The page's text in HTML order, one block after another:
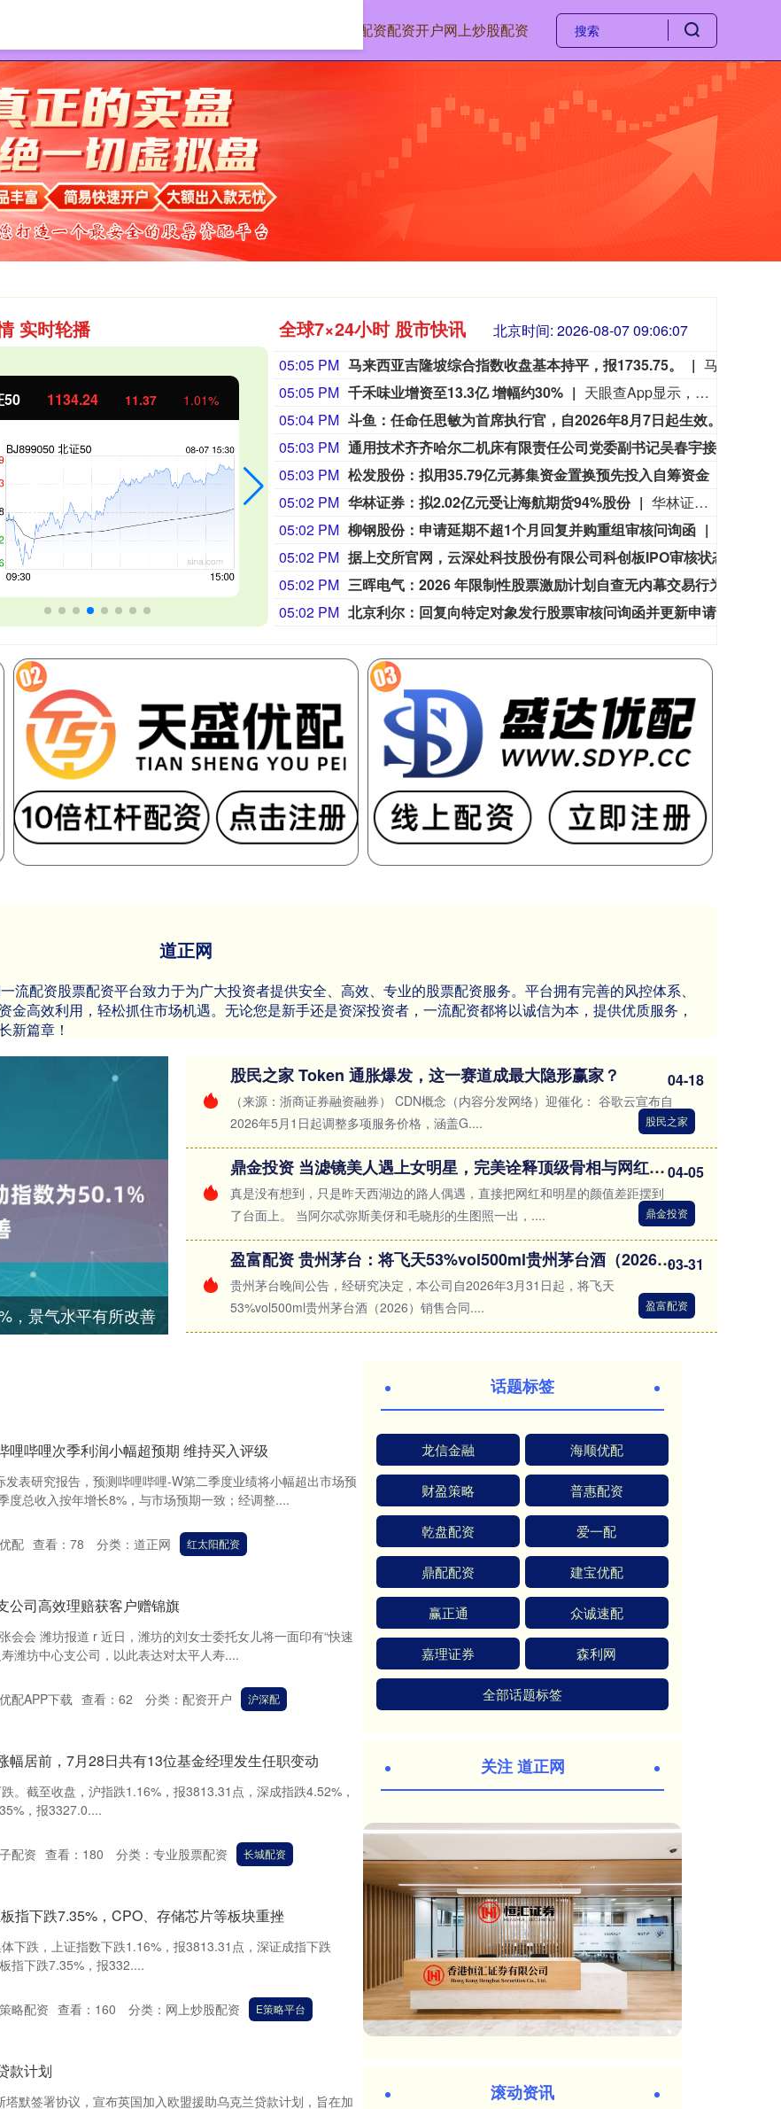
专业股票配资配资开户网上炒股配资
实时轮播
指 3563.12 47.56 1.35% 基金指数 7242.10 12.30 0.17% 国债指数
全球7×24小时 股市快讯 北京时间: 2026-08-07 09:06:09
05:05 PM 马来西亚吉隆坡综合指数收盘基本持平，报1735.75。
05:05 PM 千禾味业增资至13.3亿 增幅约30%
天眼查App显示，千禾味业食品股份有限公司发生工商变更，注册资本由约10.3亿人民币增至约13.3亿人民币，增幅约30%。该公司成立于1996年1月，法定代表人为伍超群，经营范围包括食品生产、食品销售、食品添加剂生产等。
05:04 PM
05:03 PM
通用技术齐齐哈尔二机床有限责任公司党委副书记吴春宇接受审查调查
05:03 PM 松发股份：拟用35.79亿元募集资金置换预先投入自筹资金
05:02 PM 华林证券：拟2.02亿元受让海航期货94%股份
华林证券公告称，公司第四届董事会第十二次会议审议通过以协议方式受让海航资本集团及陕西扬航云企业管理所持海航期货94%股份，交易总价款2.02亿元。授权公司经营管理层办理交易相关事宜，包括签署协议、支付价款、申请行政许可、完成股份过户及工商变更等。
05:02 PM 柳钢股份：申请延期不超1个月回复并购重组审核问询函
05:02 PM
05:02 PM
05:02 PM
北京利尔：回复向特定对象发行股票审核问询函并更新申请文件
道正网
流配资股票配资平台致力于为广大投资者提供安全、高效、专业的股票配资服务。平台拥有完善的风控体系、
高效利用，轻松抓住市场机遇。无论您是新手还是资深投资者，一流配资都将以诚信为本，提供优质服务，
新篇章！
，景气水平有所改善
股民之家 Token 通胀爆发，这一赛道成最大隐形赢家？
（来源：浙商证券融资融券） CDN概念（内容分发网络）迎催化： 谷歌云宣布自
2026年5月1日起调整多项服务价格，涵盖G....
股民之家
04-18
鼎金投资 当滤镜美人遇上女明星，完美诠释顶级骨相与网红见光死
真是没有想到，只是昨天西湖边的路人偶遇，直接把网红和明星的颜值差距摆到
了台面上。 当阿尔忒弥斯美伢和毛晓彤的生图照一出，....
鼎金投资
04-05
盈富配资 贵州茅台：将飞天53%vol500ml贵州茅台酒（2026）销售合同价由1169元/瓶调整为1269元/瓶
贵州茅台晚间公告，经研究决定，本公司自2026年3月31日起，将飞天
53%vol500ml贵州茅台酒（2026）销售合同....
盈富配资
03-31
哩哔哩次季利润小幅超预期 维持买入评级
表研究报告，预测哔哩哔哩-W第二季度业绩将小幅超出市场预
度总收入按年增长8%，与市场预期一致；经调整....
配 查看： 78 分类： 道正网 红太阳配资
公司高效理赔获客户赠锦旗
会会 潍坊报道 r 近日，潍坊的刘女士委托女儿将一面印有“快速
潍坊中心支公司，以此表达对太平人寿....
配APP下载 查看： 62 分类： 配资开户 沪深配
幅居前，7月28日共有13位基金经理发生任职变动
。截至收盘，沪指跌1.16%，报3813.31点，深成指跌4.52%，
，报3327.0....
配资 查看： 180 分类： 专业股票配资 长城配资
指下跌7.35%，CPO、存储芯片等板块重挫
下跌，上证指数下跌1.16%，报3813.31点，深证成指下跌
指下跌7.35%，报332....
略配资 查看： 160 分类： 网上炒股配资 E策略平台
款计划
默签署协议，宣布英国加入欧盟援助乌克兰贷款计划，旨在加
话题标签
龙信金融 海顺优配
财盈策略 普惠配资
乾盘配资 爱一配
鼎配配资 建宝优配
赢正通 众诚速配
嘉理证券 森利网
全部话题标签
关注 道正网
滚动资讯